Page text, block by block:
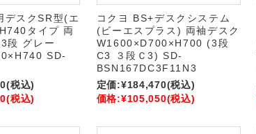
デスクSR型(エ
タイプ 両
段 グレー
SD-
(税込)
(税込)
コクヨ BS+デスクシステム
(ビーエスプラス) 両袖デスク
W1600×D700×H700 (3段
C3 ３段Ｃ3) SD-
BSN167DC3F11N3
定価:¥184,470(税込)
価格:¥105,050(税込)